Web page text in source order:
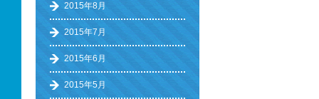
2015年8月
2015年7月
2015年6月
2015年5月